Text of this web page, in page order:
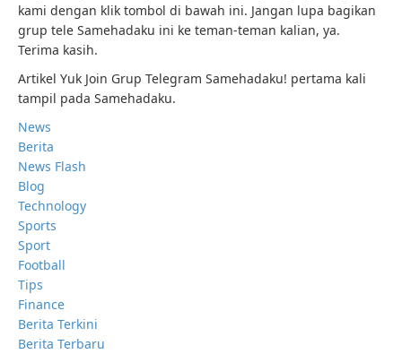
kami dengan klik tombol di bawah ini. Jangan lupa bagikan
grup tele Samehadaku ini ke teman-teman kalian, ya.
Terima kasih.
Artikel Yuk Join Grup Telegram Samehadaku! pertama kali
tampil pada Samehadaku.
News
Berita
News Flash
Blog
Technology
Sports
Sport
Football
Tips
Finance
Berita Terkini
Berita Terbaru